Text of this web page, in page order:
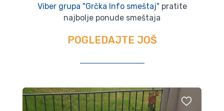
Viber grupa "Grčka Info smeštaj" pratite
najbolje ponude smeštaja
POGLEDAJTE JOŠ